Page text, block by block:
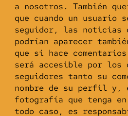
a nosotros. También
que cuando un usuario
seguidor, las noticias
podrían aparecer
que si hace
será accesible por los
seguidores tanto su
nombre de su perfil y,
fotografía que tenga en
todo caso, es